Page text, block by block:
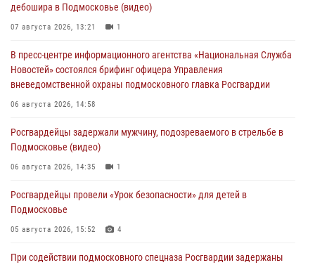
дебошира в Подмосковье (видео)
07 августа 2026, 13:21 1
В пресс-центре информационного агентства «Национальная Служба
Новостей» состоялся брифинг офицера Управления
вневедомственной охраны подмосковного главка Росгвардии
06 августа 2026, 14:58
Росгвардейцы задержали мужчину, подозреваемого в стрельбе в
Подмосковье (видео)
06 августа 2026, 14:35 1
Росгвардейцы провели «Урок безопасности» для детей в
Подмосковье
05 августа 2026, 15:52 4
При содействии подмосковного спецназа Росгвардии задержаны